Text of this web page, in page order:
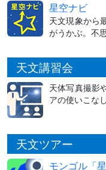
星空ナビ
天文現象から
がうかぶ。不
天文講習会
天体写真撮影
アの使いこな
天文ツアー
モンゴル「